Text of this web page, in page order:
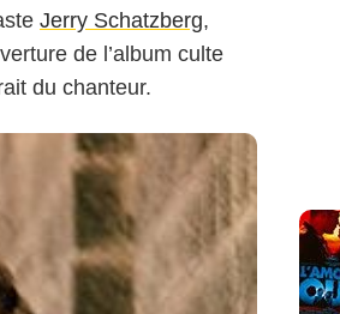
Jerry Schatzberg,
de l’album culte
du chanteur.